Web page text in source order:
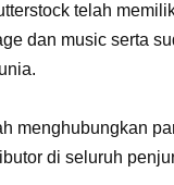
telah
dan music serta
menghubungkan
di seluruh